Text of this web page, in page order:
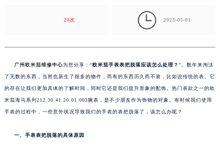
20次  2023-05-01
广州欧米茄维修中心为您分享：“欧米茄手表表把脱落应该怎么处理？ ”。数年来淘汰
了无数的东西，当然也新生了很多的物件，而有的东西历久而不衰，比如说传统的表。它
的存在让我们更加具体的了解时间，同时它还是我们提升形象的配饰。热门表款之一的欧
米茄海马系列212.30.41.20.01.003腕表，是不少朋友作为饰物的对象。有时候我们使用
手表的过程中，一些意外状况导致我们的手表的表把脱落了，该怎么办呢？
一、手表表把脱落的具体原因